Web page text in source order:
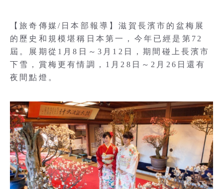
【旅奇傳媒/日本部報導】滋賀長濱市的盆梅展
的歷史和規模堪稱日本第一，今年已經是第72
屆。展期從1月8日～3月12日，期間碰上長濱市
下雪，賞梅更有情調，1月28日～2月26日還有
夜間點燈。